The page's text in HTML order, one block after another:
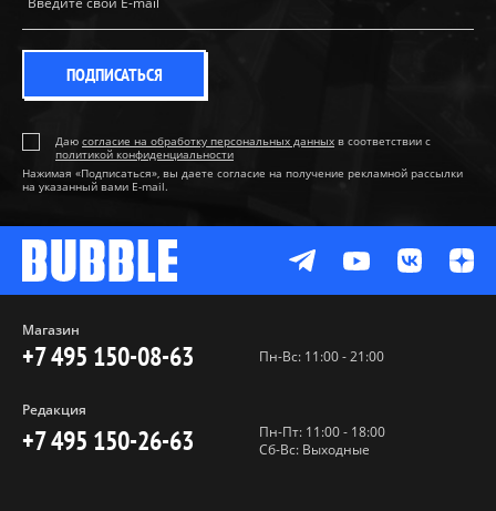
ПОДПИСАТЬСЯ
Даю согласие на обработку персональных данных в соответствии с
политикой конфиденциальности
Нажимая «Подписаться», вы даете согласие на получение рекламной рассылки
на указанный вами E-mail.
Магазин
+7 495 150-08-63 Пн-Вс: 11:00 - 21:00
Редакция
+7 495 150-26-63
Пн-Пт: 11:00 - 18:00
Сб-Вс: Выходные